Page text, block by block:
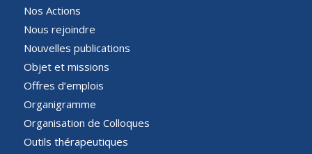
Nos Actions
Nous rejoindre
Nouvelles publications
Objet et missions
Offres d’emplois
Organigramme
Organisation de Colloques
Outils thérapeutiques